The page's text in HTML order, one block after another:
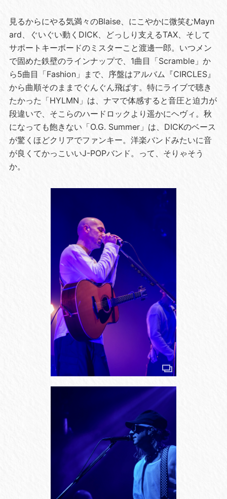
見るからにやる気満々のBlaise、にこやかに微笑むMayn
ard、ぐいぐい動くDICK、どっしり支えるTAX、そして
サポートキーボードのミスターこと渡邊一郎。いつメン
で固めた鉄壁のラインナップで、1曲目「Scramble」か
ら5曲目「Fashion」まで、序盤はアルバム『CIRCLES』
から曲順そのままでぐんぐん飛ばす。特にライブで聴き
たかった「HYLMN」は、ナマで体感すると音圧と迫力が
段違いで、そこらのハードロックより遥かにヘヴィ。秋
になっても飽きない「O.G. Summer」は、DICKのベース
が驚くほどクリアでファンキー。洋楽バンドみたいに音
が良くてかっこいいJ-POPバンド。って、そりゃそう
か。